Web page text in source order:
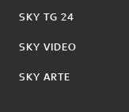
SKY TG 24
SKY VIDEO
SKY ARTE